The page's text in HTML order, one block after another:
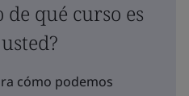
de qué curso es
cómo podemos